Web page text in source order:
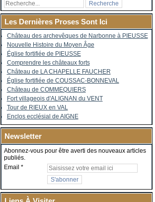
Les Dernières Proses Sont Ici
Château des archevêques de Narbonne à PIEUSSE
Nouvelle Histoire du Moyen Âge
Église fortifiée de PIEUSSE
Comprendre les châteaux forts
Château de LA CHAPELLE FAUCHER
Église fortifiée de COUSSAC-BONNEVAL
Château de COMMEQUIERS
Fort villageois d'ALIGNAN du VENT
Tour de RIEUX en VAL
Enclos ecclésial de AIGNE
Newsletter
Abonnez-vous pour être averti des nouveaux articles
publiés.
Email